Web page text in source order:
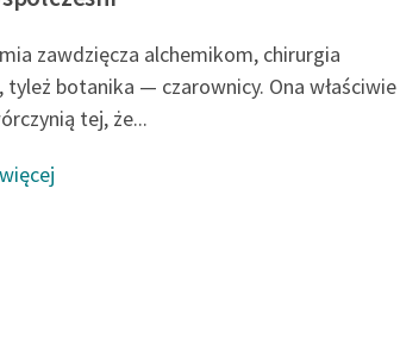
zawdzięcza alchemikom, chirurgia
tyleż botanika — czarownicy. Ona właściwie
tej, że...